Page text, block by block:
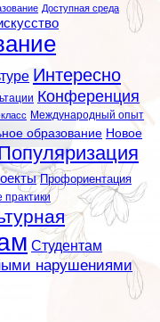
Доступная среда
Интересно
Конференция
Международный опыт
образование Новое
Профориентация
Студентам
нарушениями